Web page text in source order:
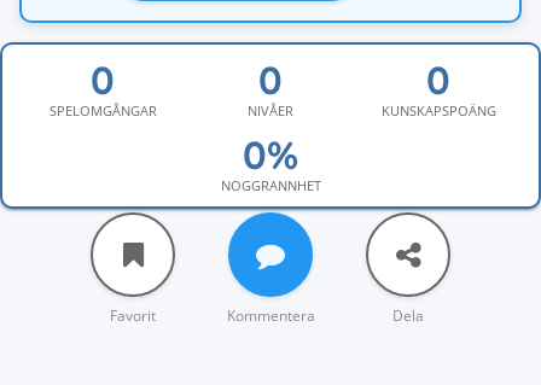
SPELOMGÅNGAR NIVÅER KUNSKAPSPOÄNG
NOGGRANNHET
Favorit Kommentera Dela